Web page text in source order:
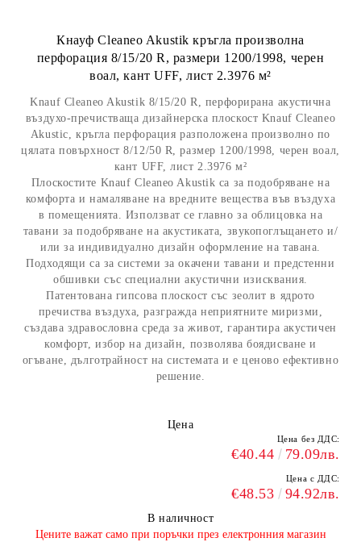
Кнауф Cleaneo Akustik кръгла произволна
перфорация 8/15/20 R, размери 1200/1998, черен
воал, кант UFF, лист 2.3976 м²
Knauf Cleaneo Akustik 8/15/20 R, перфорирана акустична
въздухо-пречистваща дизайнерска плоскост Knauf Cleaneo
Akustic, кръгла перфорация разположена произволно по
цялата повърхност 8/12/50 R, размер 1200/1998, черен воал,
кант UFF, лист 2.3976 м²
Плоскостите Knauf Cleaneo Akustik са за подобряване на
комфорта и намаляване на вредните вещества във въздуха
в помещенията. Използват се главно за облицовка на
тавани за подобряване на акустиката, звукопоглъщането и/
или за индивидуално дизайн оформление на тавана.
Подходящи са за системи за окачени тавани и предстенни
обшивки със специални акустични изисквания.
Патентована гипсова плоскост със зеолит в ядрото
пречиства въздуха, разгражда неприятните миризми,
създава здравословна среда за живот, гарантира акустичен
комфорт, избор на дизайн, позволява боядисване и
огъване, дълготрайност на системата и е ценово ефективно
решение.
Цена
Цена без ДДС:
€40.44 79.09лв.
Цена с ДДС:
€48.53 94.92лв.
В наличност
​Цените важат само при поръчки през електронния магазин